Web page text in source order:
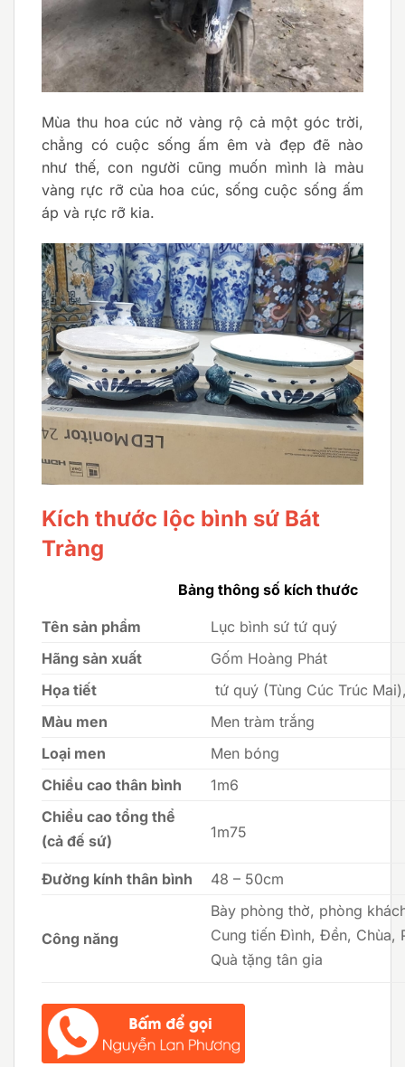
Mùa thu hoa cúc nở vàng rộ cả một góc trời,
chẳng có cuộc sống ấm êm và đẹp đẽ nào
như thế, con người cũng muốn mình là màu
vàng rực rỡ của hoa cúc, sống cuộc sống ấm
áp và rực rỡ kia.
Kích thước lộc bình sứ Bát
Tràng
Bảng thông số kích thước
Tên sản phẩm
Lục bình sứ tứ quý
Hãng sản xuất
Gốm Hoàng Phát
Họa tiết
tứ quý (Tùng Cúc Trúc
Màu men
Men tràm trắng
Loại men
Men bóng
Chiều cao thân bình
1m6
Chiều cao tổng thể
(cả đế sứ)
1m75
Đường kính thân bình 48 – 50cm
Công năng
Bày phòng thờ, phòng
Cung tiến Đình, Đền, Chùa,
Quà tặng tân gia